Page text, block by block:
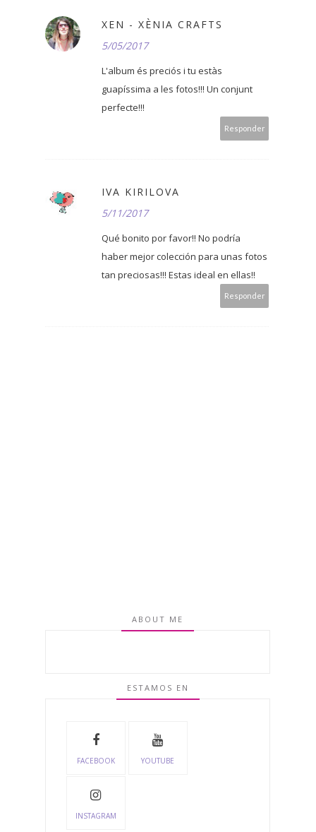
XEN - XÈNIA CRAFTS
5/05/2017
L'album és preciós i tu estàs
guapíssima a les fotos!!! Un conjunt
perfecte!!!
Responder
IVA KIRILOVA
5/11/2017
Qué bonito por favor!! No podría
haber mejor colección para unas fotos
tan preciosas!!! Estas ideal en ellas!!
Responder
ABOUT ME
ESTAMOS EN
FACEBOOK YOUTUBE
INSTAGRAM